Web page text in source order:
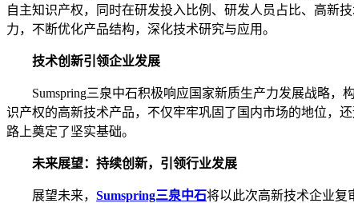
自主知识产权，同时在研发投入比例、研发人员占比、高新
力，不断优化产品结构，深化技术研究与应用。
技术创新引领企业发展
Sumspring三泉中石积极响应国家新质生产力发展战略，
识产权的高新技术产品，不仅牢牢巩固了国内市场的地位，
路上奠定了坚实基础。
未来展望：持续创新，引领行业发展
展望未来， Sumspring三泉中石将以此次高新技术企业复